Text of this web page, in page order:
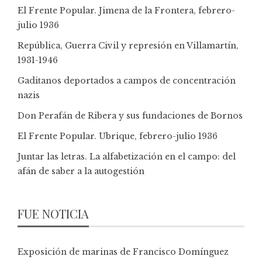
El Frente Popular. Jimena de la Frontera, febrero-
julio 1936
República, Guerra Civil y represión en Villamartín,
1931-1946
Gaditanos deportados a campos de concentración
nazis
Don Perafán de Ribera y sus fundaciones de Bornos
El Frente Popular. Ubrique, febrero-julio 1936
Juntar las letras. La alfabetización en el campo: del
afán de saber a la autogestión
FUE NOTICIA
Exposición de marinas de Francisco Domínguez